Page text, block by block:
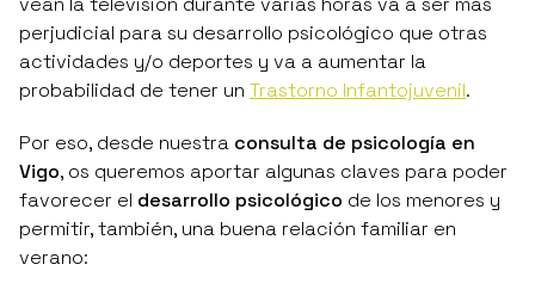
perjudicial para su desarrollo psicológico que otras
actividades y/o deportes y va a aumentar la
probabilidad de tener un Trastorno Infantojuvenil.
Por eso, desde nuestra consulta de psicología en
Vigo, os queremos aportar algunas claves para poder
favorecer el desarrollo psicológico de los menores y
permitir, también, una buena relación familiar en
verano: